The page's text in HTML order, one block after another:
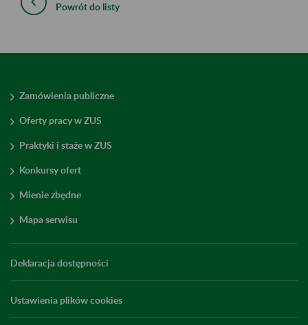
Powrót do listy
Zamówienia publiczne
Oferty pracy w ZUS
Praktyki i staże w ZUS
Konkursy ofert
Mienie zbędne
Mapa serwisu
Deklaracja dostępności
Ustawienia plików cookies